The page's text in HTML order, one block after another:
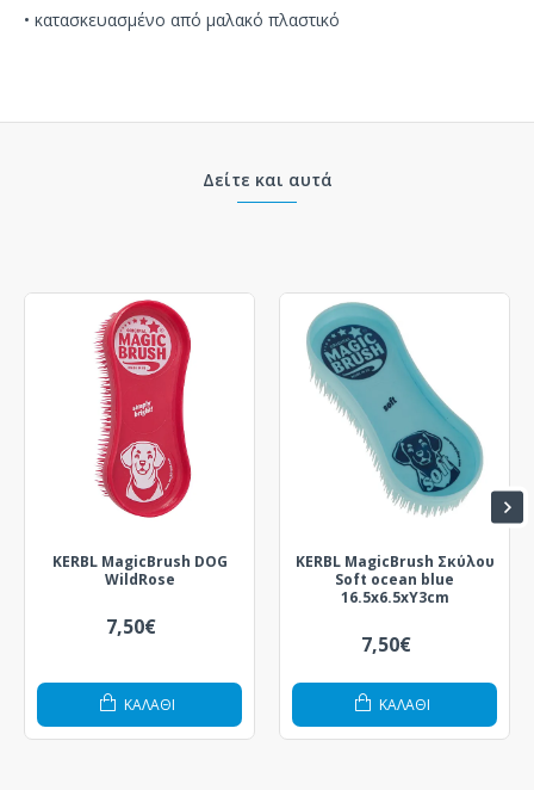
• κατασκευασμένο από μαλακό πλαστικό
Δείτε και αυτά
KERBL MagicBrush DOG
WildRose
7,50€
ΚΑΛΆΘΙ
KERBL MagicBrush Σκύλου
Soft ocean blue
16.5x6.5xY3cm
7,50€
ΚΑΛΆΘΙ